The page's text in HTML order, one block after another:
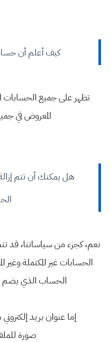
كيف أعلم أن
تظهر على جميع الحسابات
المعروض في
هل يمكنك أن تتم
نعم، كجزء من سياساتنا، قد
الحسابات غير المكتملة وغير
الحساب الذي يضم
إما عنوان بريد
صورة